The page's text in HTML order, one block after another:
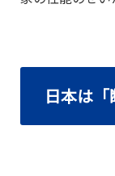
日本は「